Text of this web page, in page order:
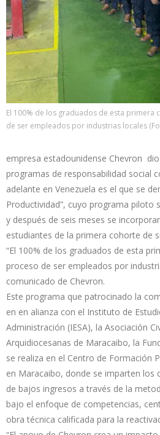
El 100% de los graduados de esta primera
de ser empleados por industrias locales
empresa estadounidense Chevron
programas de responsabilidad social
adelante en Venezuela es el que se
Productividad”, cuyo programa piloto
y después de seis meses se
estudiantes de la primera cohorte de
“El 100% de los graduados de esta
proceso de ser empleados por
comunicado de Chevron.
Este programa que patrocinado la
en en alianza con el Instituto de
Administración (IESA), la Asociación
Arquidiocesanas de Maracaibo, la
se realiza en el Centro de Formación
en Maracaibo, donde se imparten los
de bajos ingresos a través de la
bajo el enfoque de competencias,
obra técnica calificada para la